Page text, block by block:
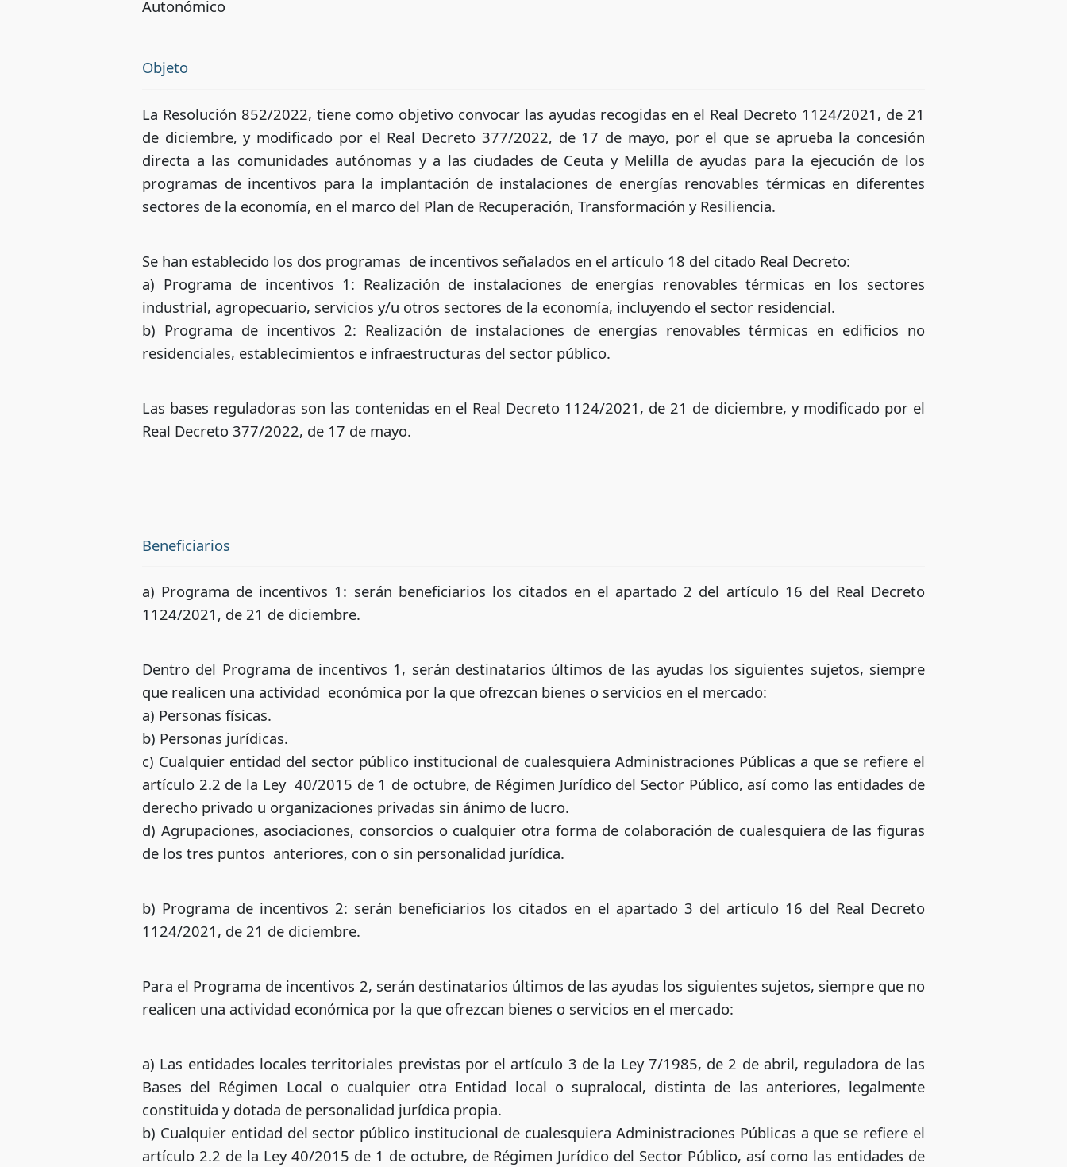
Autonómico
Objeto
La Resolución 852/2022, tiene como objetivo convocar las ayudas recogidas en el Real Decreto 1124/2021, de 21
de diciembre, y modificado por el Real Decreto 377/2022, de 17 de mayo, por el que se aprueba la concesión
directa a las comunidades autónomas y a las ciudades de Ceuta y Melilla de ayudas para la ejecución de los
programas de incentivos para la implantación de instalaciones de energías renovables térmicas en diferentes
sectores de la economía, en el marco del Plan de Recuperación, Transformación y Resiliencia.
Se han establecido los dos programas de incentivos señalados en el artículo 18 del citado Real Decreto:
a) Programa de incentivos 1: Realización de instalaciones de energías renovables térmicas en los sectores
industrial, agropecuario, servicios y/u otros sectores de la economía, incluyendo el sector residencial.
b) Programa de incentivos 2: Realización de instalaciones de energías renovables térmicas en edificios no
residenciales, establecimientos e infraestructuras del sector público.
Las bases reguladoras son las contenidas en el Real Decreto 1124/2021, de 21 de diciembre, y modificado por el
Real Decreto 377/2022, de 17 de mayo.
Beneficiarios
a) Programa de incentivos 1: serán beneficiarios los citados en el apartado 2 del artículo 16 del Real Decreto
1124/2021, de 21 de diciembre.
Dentro del Programa de incentivos 1, serán destinatarios últimos de las ayudas los siguientes sujetos, siempre
que realicen una actividad económica por la que ofrezcan bienes o servicios en el mercado:
a) Personas físicas.
b) Personas jurídicas.
c) Cualquier entidad del sector público institucional de cualesquiera Administraciones Públicas a que se refiere el
artículo 2.2 de la Ley 40/2015 de 1 de octubre, de Régimen Jurídico del Sector Público, así como las entidades de
derecho privado u organizaciones privadas sin ánimo de lucro.
d) Agrupaciones, asociaciones, consorcios o cualquier otra forma de colaboración de cualesquiera de las figuras
de los tres puntos anteriores, con o sin personalidad jurídica.
b) Programa de incentivos 2: serán beneficiarios los citados en el apartado 3 del artículo 16 del Real Decreto
1124/2021, de 21 de diciembre.
Para el Programa de incentivos 2, serán destinatarios últimos de las ayudas los siguientes sujetos, siempre que no
realicen una actividad económica por la que ofrezcan bienes o servicios en el mercado:
a) Las entidades locales territoriales previstas por el artículo 3 de la Ley 7/1985, de 2 de abril, reguladora de las
Bases del Régimen Local o cualquier otra Entidad local o supralocal, distinta de las anteriores, legalmente
constituida y dotada de personalidad jurídica propia.
b) Cualquier entidad del sector público institucional de cualesquiera Administraciones Públicas a que se refiere el
artículo 2.2 de la Ley 40/2015 de 1 de octubre, de Régimen Jurídico del Sector Público, así como las entidades de